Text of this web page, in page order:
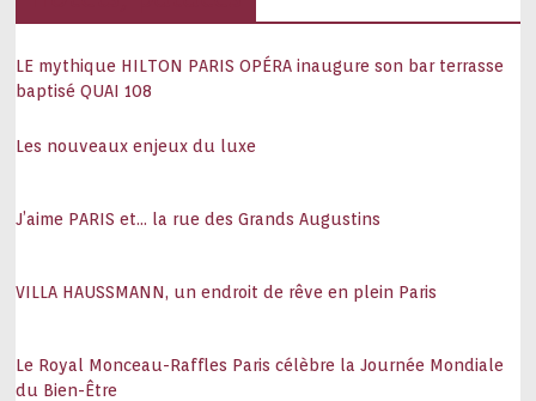
LE mythique HILTON PARIS OPÉRA inaugure son bar terrasse
baptisé QUAI 108
Les nouveaux enjeux du luxe
J’aime PARIS et… la rue des Grands Augustins
VILLA HAUSSMANN, un endroit de rêve en plein Paris
Le Royal Monceau-Raffles Paris célèbre la Journée Mondiale
du Bien-Être